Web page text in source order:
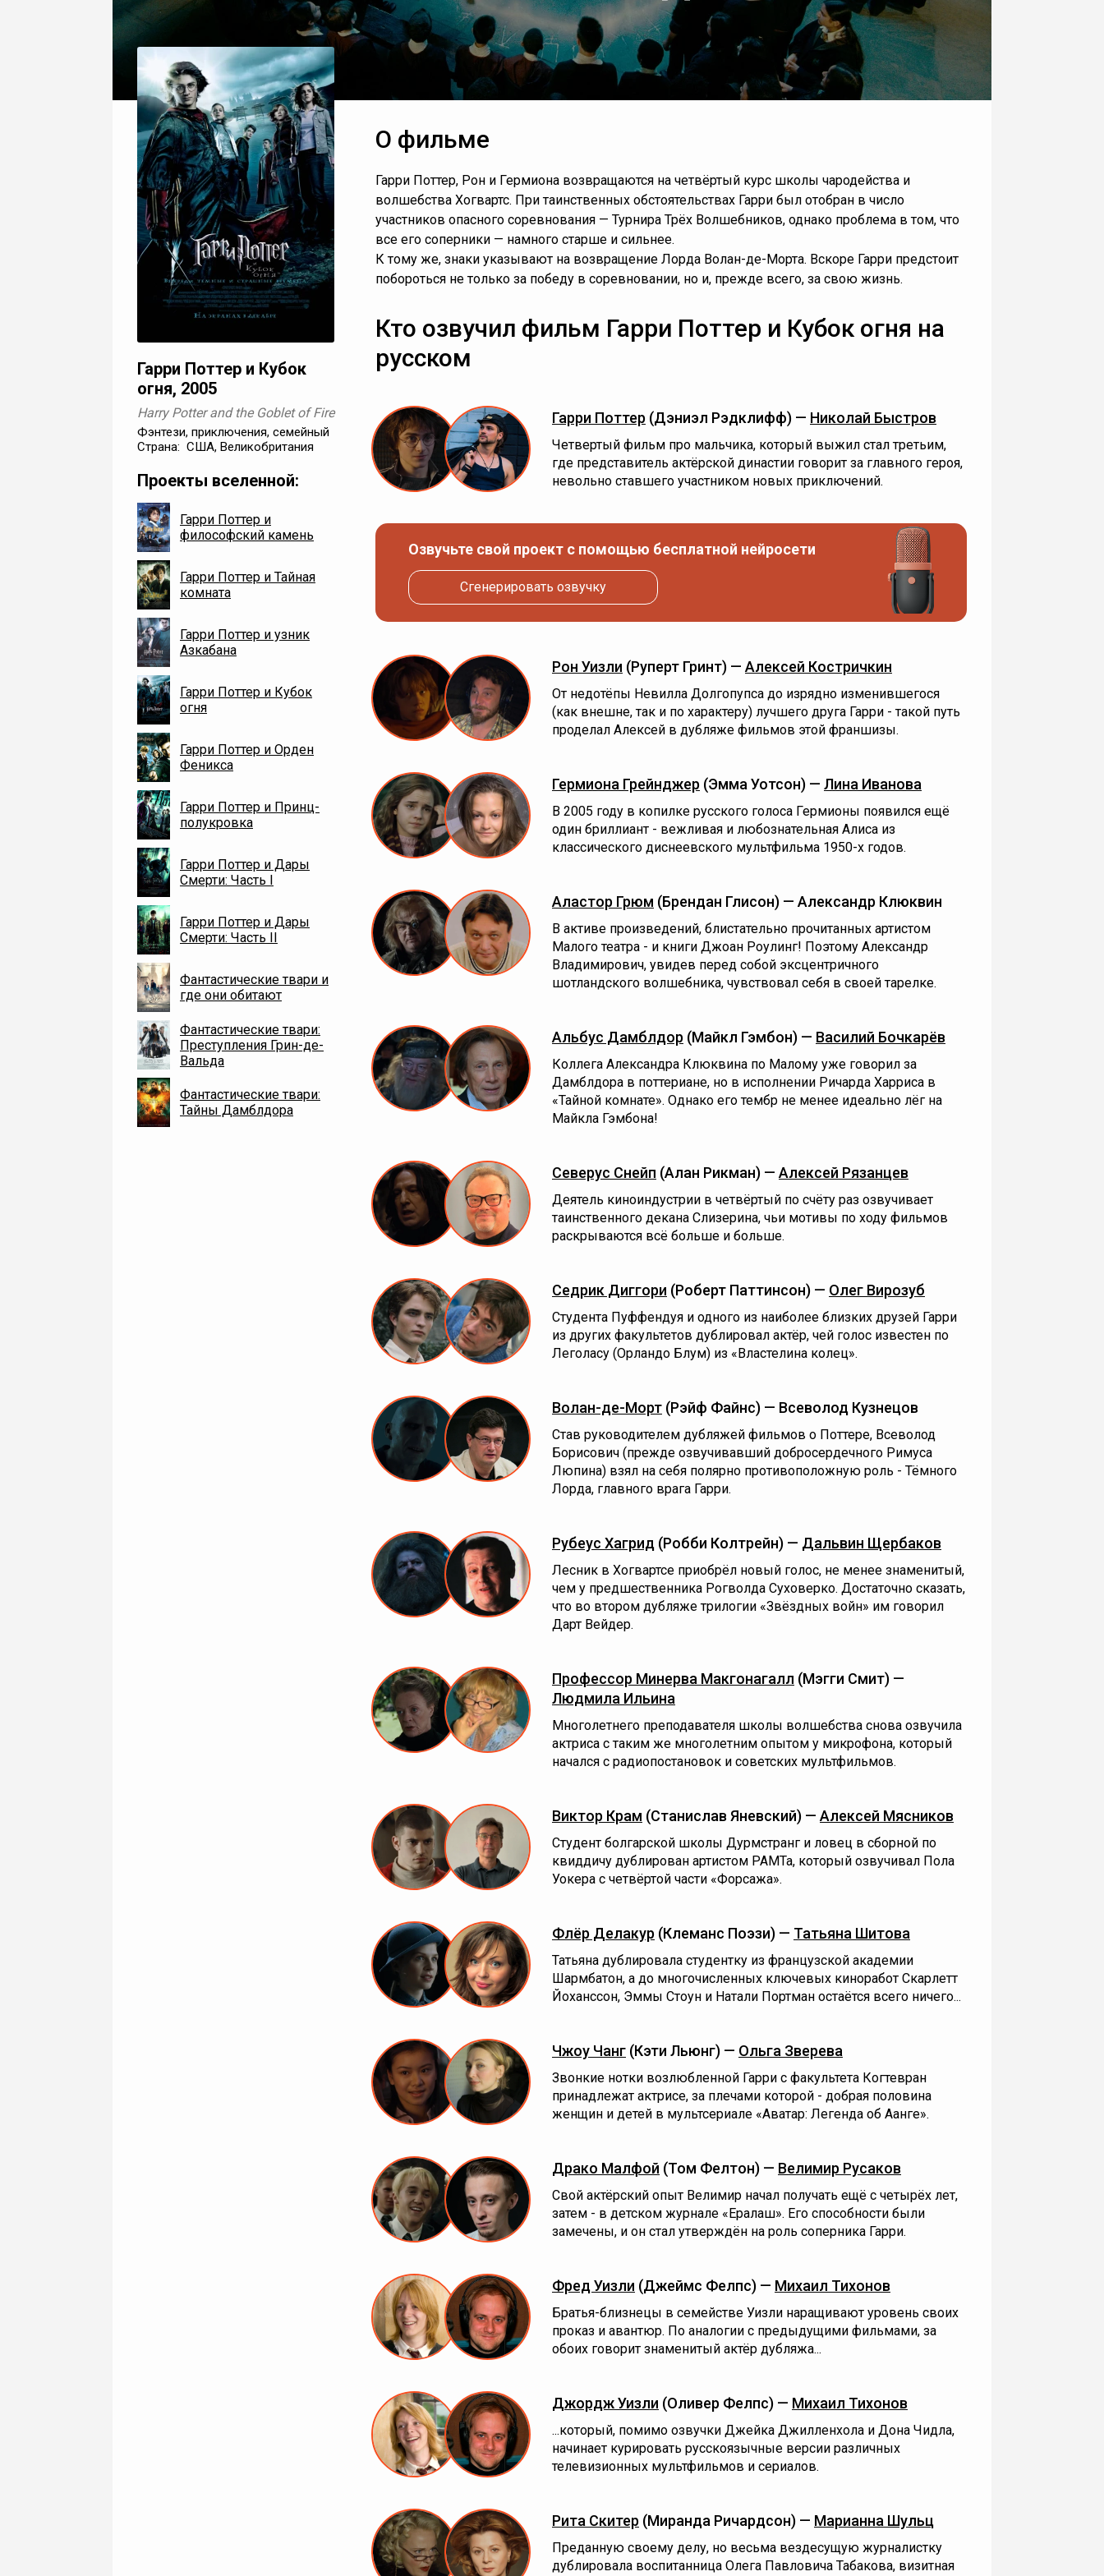
Гарри Поттер и Кубок
огня, 2005
Harry Potter and the Goblet of Fire
Фэнтези, приключения, семейный
Страна: США, Великобритания
Проекты вселенной:
Гарри Поттер и
философский камень
Гарри Поттер и Тайная
комната
Гарри Поттер и узник
Азкабана
Гарри Поттер и Кубок
огня
Гарри Поттер и Орден
Феникса
Гарри Поттер и Принц-
полукровка
Гарри Поттер и Дары
Смерти: Часть I
Гарри Поттер и Дары
Смерти: Часть II
Фантастические твари и
где они обитают
Фантастические твари:
Преступления Грин-де-
Вальда
Фантастические твари:
Тайны Дамблдора
О фильме
Гарри Поттер, Рон и Гермиона возвращаются на четвёртый курс школы чародейства и
волшебства Хогвартс. При таинственных обстоятельствах Гарри был отобран в число
участников опасного соревнования — Турнира Трёх Волшебников, однако проблема в том, что
все его соперники — намного старше и сильнее.
К тому же, знаки указывают на возвращение Лорда Волан-де-Морта. Вскоре Гарри предстоит
побороться не только за победу в соревновании, но и, прежде всего, за свою жизнь.
Кто озвучил фильм Гарри Поттер и Кубок огня на
русском
Гарри Поттер (Дэниэл Рэдклифф) — Николай Быстров
Четвертый фильм про мальчика, который выжил стал третьим,
где представитель актёрской династии говорит за главного героя,
невольно ставшего участником новых приключений.
Озвучьте свой проект с помощью бесплатной нейросети
Сгенерировать озвучку
Рон Уизли (Руперт Гринт) — Алексей Костричкин
От недотёпы Невилла Долгопупса до изрядно изменившегося
(как внешне, так и по характеру) лучшего друга Гарри - такой путь
проделал Алексей в дубляже фильмов этой франшизы.
Гермиона Грейнджер (Эмма Уотсон) — Лина Иванова
В 2005 году в копилке русского голоса Гермионы появился ещё
один бриллиант - вежливая и любознательная Алиса из
классического диснеевского мультфильма 1950-х годов.
Аластор Грюм (Брендан Глисон) — Александр Клюквин
В активе произведений, блистательно прочитанных артистом
Малого театра - и книги Джоан Роулинг! Поэтому Александр
Владимирович, увидев перед собой эксцентричного
шотландского волшебника, чувствовал себя в своей тарелке.
Альбус Дамблдор (Майкл Гэмбон) — Василий Бочкарёв
Коллега Александра Клюквина по Малому уже говорил за
Дамблдора в поттериане, но в исполнении Ричарда Харриса в
«Тайной комнате». Однако его тембр не менее идеально лёг на
Майкла Гэмбона!
Северус Снейп (Алан Рикман) — Алексей Рязанцев
Деятель киноиндустрии в четвёртый по счёту раз озвучивает
таинственного декана Слизерина, чьи мотивы по ходу фильмов
раскрываются всё больше и больше.
Седрик Диггори (Роберт Паттинсон) — Олег Вирозуб
Студента Пуффендуя и одного из наиболее близких друзей Гарри
из других факультетов дублировал актёр, чей голос известен по
Леголасу (Орландо Блум) из «Властелина колец».
Волан-де-Морт (Рэйф Файнс) — Всеволод Кузнецов
Став руководителем дубляжей фильмов о Поттере, Всеволод
Борисович (прежде озвучивавший добросердечного Римуса
Люпина) взял на себя полярно противоположную роль - Тёмного
Лорда, главного врага Гарри.
Рубеус Хагрид (Робби Колтрейн) — Дальвин Щербаков
Лесник в Хогвартсе приобрёл новый голос, не менее знаменитый,
чем у предшественника Рогволда Суховерко. Достаточно сказать,
что во втором дубляже трилогии «Звёздных войн» им говорил
Дарт Вейдер.
Профессор Минерва Макгонагалл (Мэгги Смит) —
Людмила Ильина
Многолетнего преподавателя школы волшебства снова озвучила
актриса с таким же многолетним опытом у микрофона, который
начался с радиопостановок и советских мультфильмов.
Виктор Крам (Станислав Яневский) — Алексей Мясников
Студент болгарской школы Дурмстранг и ловец в сборной по
квиддичу дублирован артистом РАМТа, который озвучивал Пола
Уокера с четвёртой части «Форсажа».
Флёр Делакур (Клеманс Поэзи) — Татьяна Шитова
Татьяна дублировала студентку из французской академии
Шармбатон, а до многочисленных ключевых киноработ Скарлетт
Йоханссон, Эммы Стоун и Натали Портман остаётся всего ничего...
Чжоу Чанг (Кэти Льюнг) — Ольга Зверева
Звонкие нотки возлюбленной Гарри с факультета Когтевран
принадлежат актрисе, за плечами которой - добрая половина
женщин и детей в мультсериале «Аватар: Легенда об Аанге».
Драко Малфой (Том Фелтон) — Велимир Русаков
Свой актёрский опыт Велимир начал получать ещё с четырёх лет,
затем - в детском журнале «Ералаш». Его способности были
замечены, и он стал утверждён на роль соперника Гарри.
Фред Уизли (Джеймс Фелпс) — Михаил Тихонов
Братья-близнецы в семействе Уизли наращивают уровень своих
проказ и авантюр. По аналогии с предыдущими фильмами, за
обоих говорит знаменитый актёр дубляжа...
Джордж Уизли (Оливер Фелпс) — Михаил Тихонов
...который, помимо озвучки Джейка Джилленхола и Дона Чидла,
начинает курировать русскоязычные версии различных
телевизионных мультфильмов и сериалов.
Рита Скитер (Миранда Ричардсон) — Марианна Шульц
Преданную своему делу, но весьма вездесущую журналистку
дублировала воспитанница Олега Павловича Табакова, визитная